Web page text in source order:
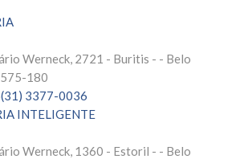
Werneck, 2721 - Buritis - - Belo
180
(31) 3377-0036
INTELIGENTE
Werneck, 1360 - Estoril - - Belo